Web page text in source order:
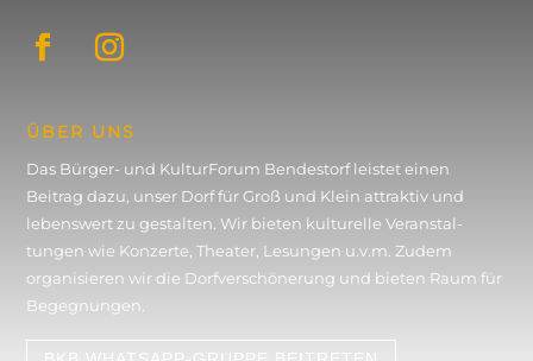
ÜBER UNS
Das Bürger- und KulturForum Bendestorf leistet einen
Beitrag dazu, unser Dorf für Groß und Klein attraktiv und
lebenswert zu gestalten. Wir bieten kulturelle Veran­stal­
tungen wie Konzerte, Theater, Lesungen u.v.m. Zudem
organisieren wir die Dorf­verschönerung und bieten Raum für
Begegnungen.